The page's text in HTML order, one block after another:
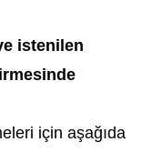
istenilen
için aşağıda